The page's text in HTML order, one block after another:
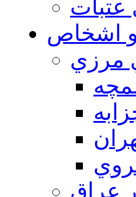
عتبات
و اشخاص
مرزي
عراق